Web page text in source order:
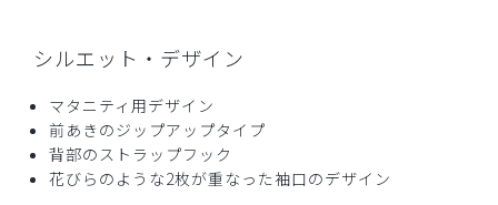
シルエット・デザイン
マタニティ用デザイン
前あきのジップアップタイプ
背部のストラップフック
花びらのような2枚が重なった袖口のデザイン